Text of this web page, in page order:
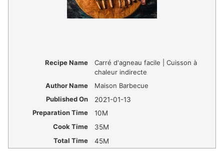
Recipe Name
Carré d'agneau facile | Cuisson à
chaleur indirecte
Author Name
Maison Barbecue
Published On
2021-01-13
Preparation Time
10M
Cook Time
35M
Total Time
45M